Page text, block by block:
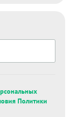
Политики